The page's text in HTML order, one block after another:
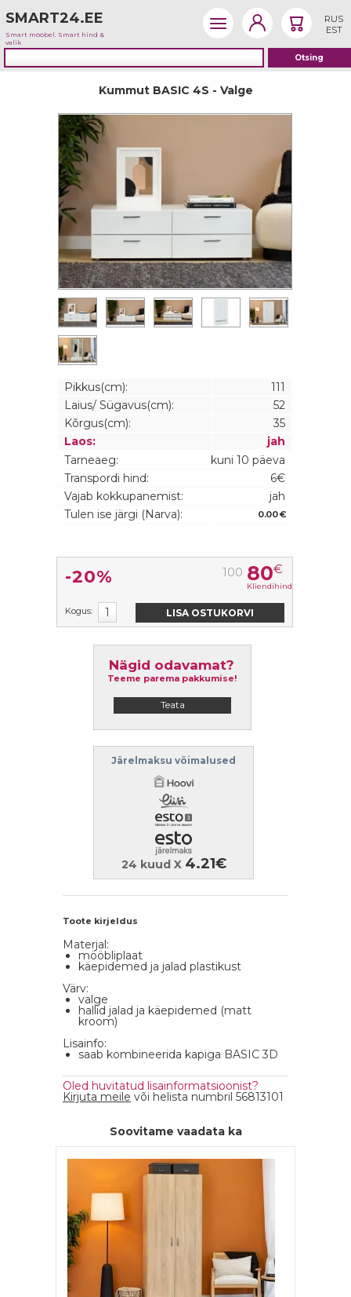
SMART24.EE
Smart mööbel. Smart hind &
valik
RUS
EST
Kummut BASIC 4S - Valge
Pikkus(cm):
111
Laius/ Sügavus(cm):
52
Kõrgus(cm):
35
Laos:
jah
Tarneaeg:
kuni 10 päeva
Transpordi hind:
6€
Vajab kokkupanemist:
jah
Tulen ise järgi (Narva):
0.00 €
-20% 80€
Kliendihind
100
Kogus:
Nägid odavamat?
Teeme parema pakkumise!
Teata
Järelmaksu võimalused
24 kuud X 4.21€
Toote kirjeldus
Materjal:
mööbliplaat
käepidemed ja jalad plastikust
Värv:
valge
hallid jalad ja käepidemed (matt
kroom)
Lisainfo:
saab kombineerida kapiga BASIC 3D
Oled huvitatud lisainformatsioonist?
Kirjuta meile või helista numbril 56813101
Soovitame vaadata ka